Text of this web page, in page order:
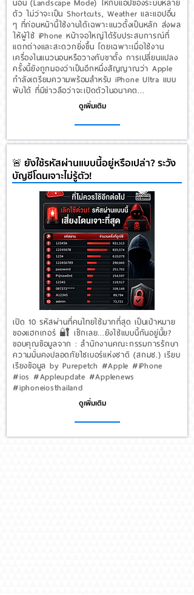
นอน (Landscape Mode) ให้กับแอปของระบบหลาย
ตัว ไม่ว่าจะเป็น Shortcuts, Weather และแอปอื่น
ๆ ที่ก่อนหน้านี้ใช้งานได้เฉพาะแนวตั้งเป็นหลัก ส่งผล
ให้ผู้ใช้ iPhone หน้าจอใหญ่ได้รับประสบการณ์ที่
แตกต่างและสะดวกยิ่งขึ้น โดยเฉพาะเมื่อใช้งาน
เครื่องในแนวนอนหรือวางกับขาตั้ง การเปลี่ยนแปลง
ครั้งนี้ยังถูกมองว่าเป็นอีกหนึ่งสัญญาณว่า Apple
กำลังเตรียมความพร้อมสำหรับ iPhone Ultra แบบ
พับได้ ที่มีข่าวลือว่าจะเปิดตัวในอนาคต...
ดูเพิ่มเติม
🚨 ยังใช้รหัสผ่านแบบนี้อยู่หรือเปล่า? ระวัง
บัญชีโดนเจาะไม่รู้ตัว!
เปิด 10 รหัสผ่านที่คนไทยใช้มากที่สุด เป็นเป้าหมาย
ของแฮกเกอร์ 🔐 เช็กเลย...ยังใช้แบบนี้กันอยู่มั้ย?
ขอบคุณข้อมูลจาก : สํานักงานคณะกรรมการรักษา
ความมั่นคงปลอดภัยไซเบอร์แห่งชาติ (สกมช.) เรียบ
เรียงข้อมูล by Purepetch #Apple #iPhone
#ios #Appleupdate #Applenews
#iphoneiosthailand
ดูเพิ่มเติม